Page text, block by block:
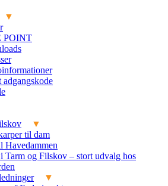
POINT
adgangskode
til dam
Havedammen
Tarm og Filskov – stort udvalg hos